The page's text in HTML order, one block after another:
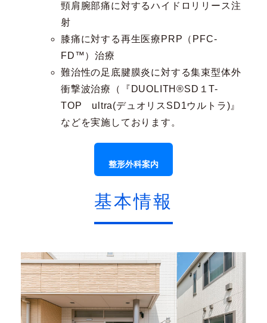
頸肩腕部痛に対するハイドロリリース注
射
膝痛に対する再生医療PRP（PFC-
FD™）治療
難治性の足底腱膜炎に対する集束型体外
衝撃波治療（『DUOLITH®SD１T-
TOP ultra(デュオリスSD1ウルトラ)』
などを実施しております。
整形外科案内
基本情報